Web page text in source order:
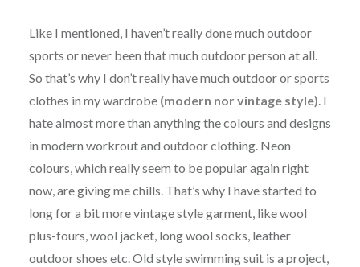
Like I mentioned, I haven’t really done much outdoor
sports or never been that much outdoor person at all.
So that’s why I don’t really have much outdoor or sports
clothes in my wardrobe (modern nor vintage style). I
hate almost more than anything the colours and designs
in modern workrout and outdoor clothing. Neon
colours, which really seem to be popular again right
now, are giving me chills. That’s why I have started to
long for a bit more vintage style garment, like wool
plus-fours, wool jacket, long wool socks, leather
outdoor shoes etc. Old style swimming suit is a project,